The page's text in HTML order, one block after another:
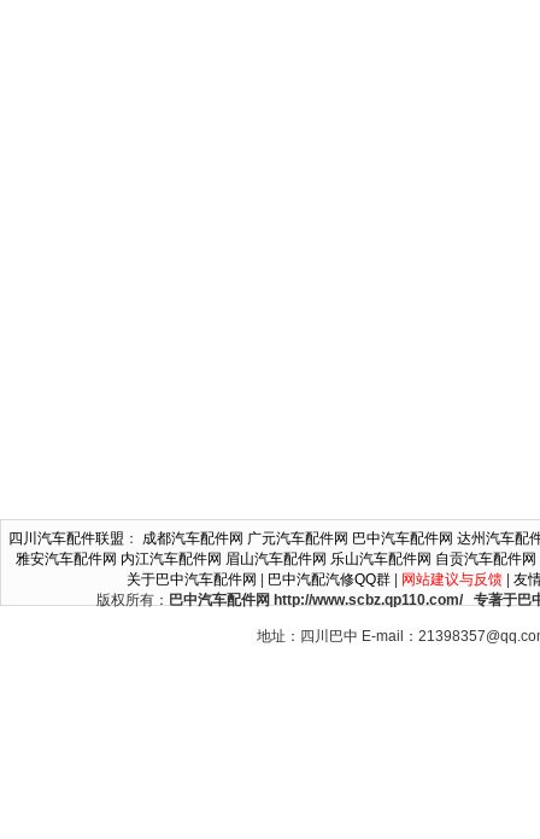
四川汽车配件联盟 ： 成都汽车配件网 广元汽车配件网 巴中汽车配件网 达州汽车配
雅安汽车配件网 内江汽车配件网 眉山汽车配件网 乐山汽车配件网 自贡汽车配件网
关于巴中汽车配件网
巴中汽配汽修QQ群| 网站建议与反馈| 友
版权所有： 巴中汽车配件网 http://www.scbz.qp110.com/ 专著于巴
地址：四川巴中 E-mail：